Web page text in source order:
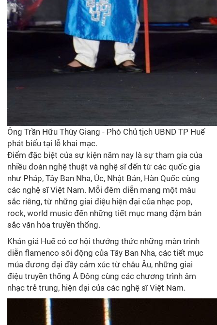
Ông Trần Hữu Thùy Giang - Phó Chủ tịch UBND TP Huế
phát biểu tại lễ khai mạc.
Điểm đặc biệt của sự kiện năm nay là sự tham gia của
nhiều đoàn nghệ thuật và nghệ sĩ đến từ các quốc gia
như Pháp, Tây Ban Nha, Úc, Nhật Bản, Hàn Quốc cùng
các nghệ sĩ Việt Nam. Mỗi đêm diễn mang một màu
sắc riêng, từ những giai điệu hiện đại của nhạc pop,
rock, world music đến những tiết mục mang đậm bản
sắc văn hóa truyền thống.
Khán giả Huế có cơ hội thưởng thức những màn trình
diễn flamenco sôi động của Tây Ban Nha, các tiết mục
múa đương đại đầy cảm xúc từ châu Âu, những giai
điệu truyền thống Á Đông cùng các chương trình âm
nhạc trẻ trung, hiện đại của các nghệ sĩ Việt Nam.